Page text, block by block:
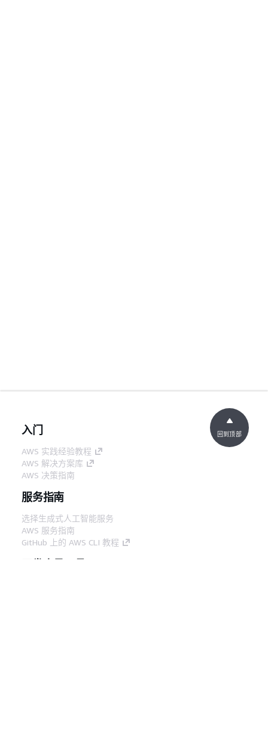
入门
AWS 实践经验教程
AWS 解决方案库
AWS 决策指南
服务指南
选择生成式人工智能服务
AWS 服务指南
GitHub 上的 AWS CLI 教程
开发人员工具
回到顶部